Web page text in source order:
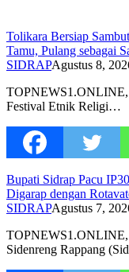
Tolikara Bersiap
Tamu, Pulang sebagai
SIDRAPAgustus 8,
Festival Etnik Religi…
Bupati Sidrap Pacu
Digarap dengan
SIDRAPAgustus 7,
TOPNEWS1.ONLINE,
Sidenreng Rappang